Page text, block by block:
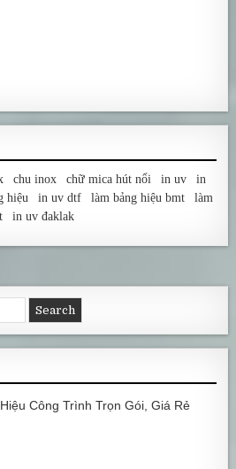
|chu inox |chữ mica hút nổi |in uv |in
hiệu |in uv dtf |làm bảng hiệu bmt |làm
|in uv đaklak
Công Trình Trọn Gói, Giá Rẻ